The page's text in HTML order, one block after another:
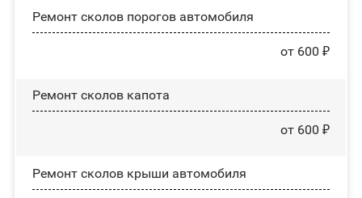
Ремонт сколов порогов автомобиля
от 600 ₽
Ремонт сколов капота
от 600 ₽
Ремонт сколов крыши автомобиля